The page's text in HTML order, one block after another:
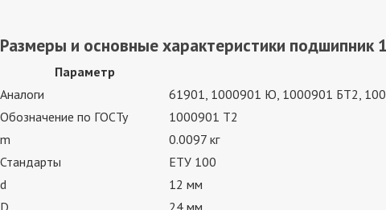
Размеры и основные характеристики подшипник
Параметр
Аналоги
61901, 1000901 Ю, 1000901 БТ2,
Обозначение по ГОСТу
1000901 Т2
m
0.0097 кг
Стандарты
ЕТУ 100
d
12 мм